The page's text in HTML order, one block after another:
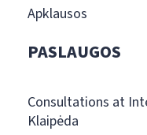
Apklausos
PASLAUGOS
Consultations at
Klaipėda